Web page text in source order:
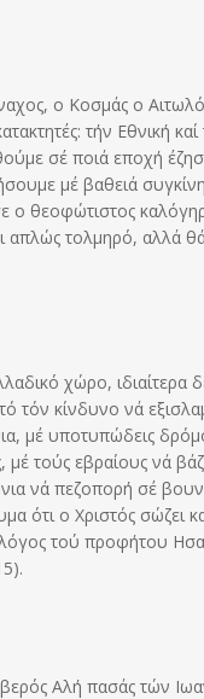
ο Κοσμάς ο
τήν Εθνική
σέ ποιά εποχή
μέ βαθειά
ο θεοφώτιστος
απλώς τολμηρό, αλλά
χώρο, ιδιαίτερα
τόν κίνδυνο νά
μέ υποτυπώδεις
τούς εβραίους νά
νά πεζοπορή σέ
ότι ο Χριστός σώζει
τού προφήτου
Αλή πασάς τών